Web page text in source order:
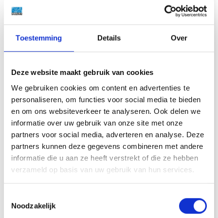
Toestemming Details Over
Deze website maakt gebruik van cookies
We gebruiken cookies om content en advertenties te
personaliseren, om functies voor social media te bieden
en om ons websiteverkeer te analyseren. Ook delen we
informatie over uw gebruik van onze site met onze
partners voor social media, adverteren en analyse. Deze
partners kunnen deze gegevens combineren met andere
informatie die u aan ze heeft verstrekt of die ze hebben
verzameld op basis van uw gebruik van hun services.
Noodzakelijk
stromen. Uitstromen is niet zozeer het probleem,
maar bij het instromen kan waterdamp
bevattende lucht condenseren op het (koudere)
vloeistofoppervlak van de brandstof.
deze luchtstromingen. De dieselmotor boot moet
verstoken blijven van water, omdat het
roestvorming veroorzaakt. Daarnaast
zorgtbacteriegroeivoor filterverstoppingen en
een daaruit voortvloeiende kapotte injector.